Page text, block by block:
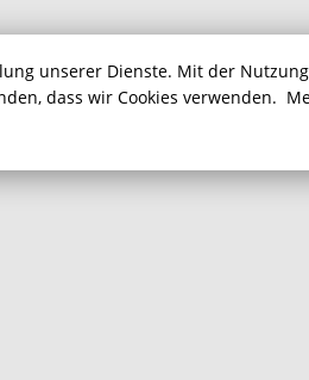
unserer Dienste. Mit der
dass wir Cookies verwenden.